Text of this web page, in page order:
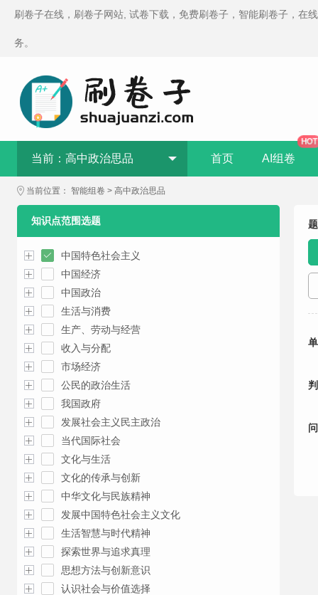
刷卷子在线，刷卷子网站, 试卷下载，免费刷卷子，智能刷卷子，在
务。
当前： 高中政治思品 首页 AI组卷
HOT
当前位置： 智能组卷 > 高中政治思品
知识点范围选题
中国特色社会主义
中国经济
中国政治
生活与消费
生产、劳动与经营
收入与分配
市场经济
公民的政治生活
我国政府
发展社会主义民主政治
当代国际社会
文化与生活
文化的传承与创新
中华文化与民族精神
发展中国特色社会主义文化
生活智慧与时代精神
探索世界与追求真理
思想方法与创新意识
认识社会与价值选择